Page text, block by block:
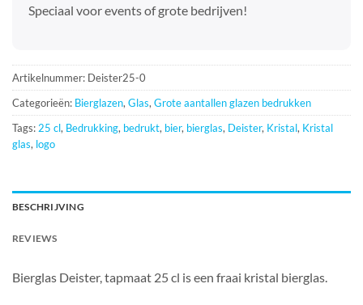
Speciaal voor events of grote bedrijven!
Artikelnummer: Deister25-0
Categorieën: Bierglazen,Glas,Grote aantallen glazen bedrukken
Tags:25 cl, Bedrukking, bedrukt, bier, bierglas, Deister, Kristal, Kristal
glas, logo
BESCHRIJVING
REVIEWS
Bierglas Deister, tapmaat 25 cl is een fraai kristal bierglas.